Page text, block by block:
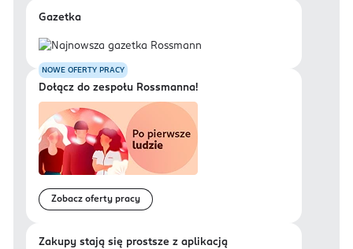
Gazetka
NOWE OFERTY PRACY
Dołącz do zespołu Rossmanna!
Zobacz oferty pracy
Zakupy stają się prostsze z aplikacją